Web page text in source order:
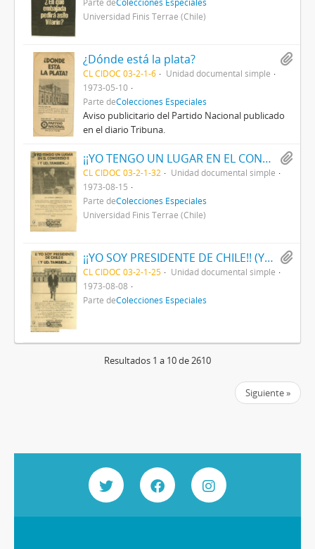
Universidad Finis Terrae (Chile)
¿Dónde está la plata?
CL CIDOC 03-2-1-6
Unidad documental simple
1973-05-10
Parte deColecciones Especiales
Aviso publicitario del Partido Nacional publicado
en el diario Tribuna.
¡¡YO TENGO UN LUGAR EN EL CONGRESO!! (Y UD. TAMBIEN...)
CL CIDOC 03-2-1-32
Unidad documental simple
1973-08-15
Parte deColecciones Especiales
Universidad Finis Terrae (Chile)
¡¡YO SOY PRESIDENTE DE CHILE!! (Y UD. TAMBIEN...)
CL CIDOC 03-2-1-25
Unidad documental simple
1973-08-08
Parte deColecciones Especiales
Resultados 1 a 10 de 2610
Siguiente »